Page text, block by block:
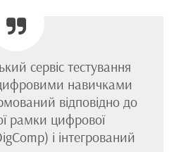
сервіс тестування
навичками
відповідно до
рамки цифрової
і інтегрований